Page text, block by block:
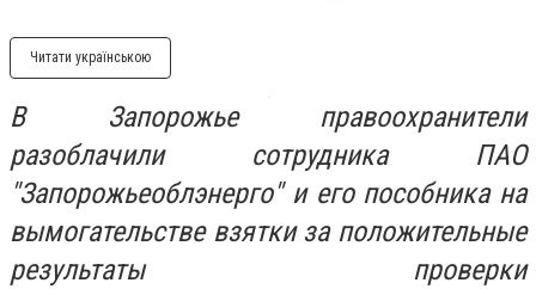
Читати українською
В Запорожье правоохранители
разоблачили сотрудника ПАО
"Запорожьеоблэнерго" и его пособника на
вымогательстве взятки за положительные
результаты проверки